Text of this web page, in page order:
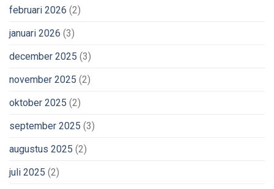
februari 2026 (2)
januari 2026 (3)
december 2025 (3)
november 2025 (2)
oktober 2025 (2)
september 2025 (3)
augustus 2025 (2)
juli 2025 (2)